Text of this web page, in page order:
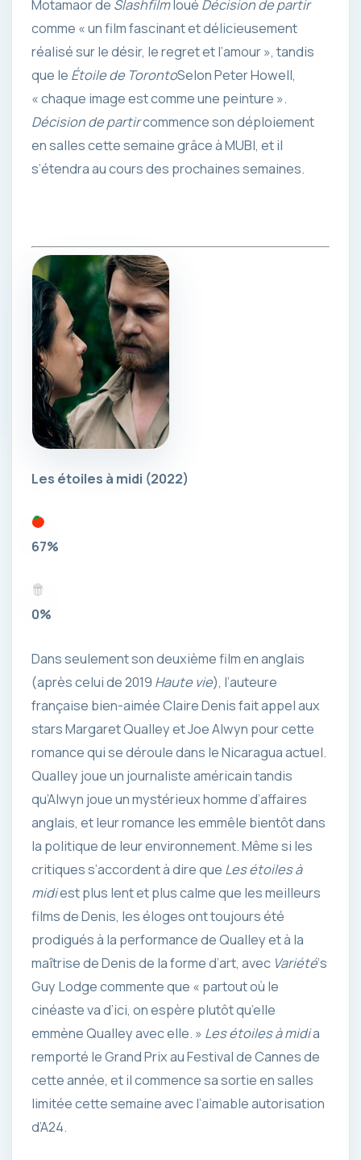
Motamaor de Slashfilmloué Décision de partir
comme « un film fascinant et délicieusement
réalisé sur le désir, le regret et l’amour », tandis
que le Étoile de TorontoSelon Peter Howell,
« chaque image est comme une peinture ».
Décision de partircommence son déploiement
en salles cette semaine grâce à MUBI, et il
s’étendra au cours des prochaines semaines.
Les étoiles à midi (2022)
67%
0%
Dans seulement son deuxième film en anglais
(après celui de 2019 Haute vie), l’auteure
française bien-aimée Claire Denis fait appel aux
stars Margaret Qualley et Joe Alwyn pour cette
romance qui se déroule dans le Nicaragua actuel.
Qualley joue un journaliste américain tandis
qu’Alwyn joue un mystérieux homme d’affaires
anglais, et leur romance les emmêle bientôt dans
la politique de leur environnement. Même si les
critiques s’accordent à dire que Les étoiles à
midiest plus lent et plus calme que les meilleurs
films de Denis, les éloges ont toujours été
prodigués à la performance de Qualley et à la
maîtrise de Denis de la forme d’art, avec Variété‘s
Guy Lodge commente que « partout où le
cinéaste va d’ici, on espère plutôt qu’elle
emmène Qualley avec elle. » Les étoiles à midia
remporté le Grand Prix au Festival de Cannes de
cette année, et il commence sa sortie en salles
limitée cette semaine avec l’aimable autorisation
d’A24.